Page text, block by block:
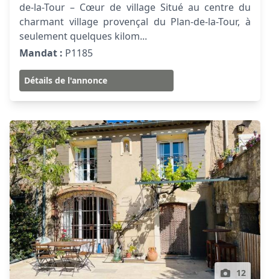
de-la-Tour – Cœur de village Situé au centre du
charmant village provençal du Plan-de-la-Tour, à
seulement quelques kilom...
Mandat : P1185
Détails de l'annonce
12